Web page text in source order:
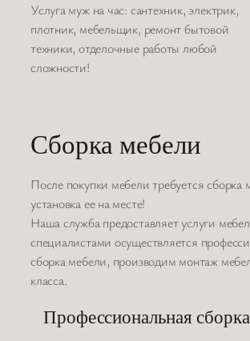
Услуга муж на час: сантехник, электрик,
плотник, мебельщик, ремонт бытовой
техники, отделочные работы любой
сложности!
Сборка мебели
После покупки мебели требуется сборка
установка ее на месте!
Наша служба предоставляет услуги
специалистами осуществляется
сборка мебели, производим монтаж
класса.
Профессиональная